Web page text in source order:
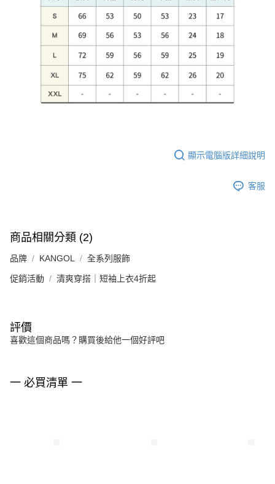
顯示電腦版詳細說明
客服
商品相關分類 (2)
品牌 KANGOL 全系列服飾
促銷活動 清爽穿搭｜短袖上衣4折起
評價
喜歡這個商品嗎？購買後給他一個好評吧
一 必買清單 一